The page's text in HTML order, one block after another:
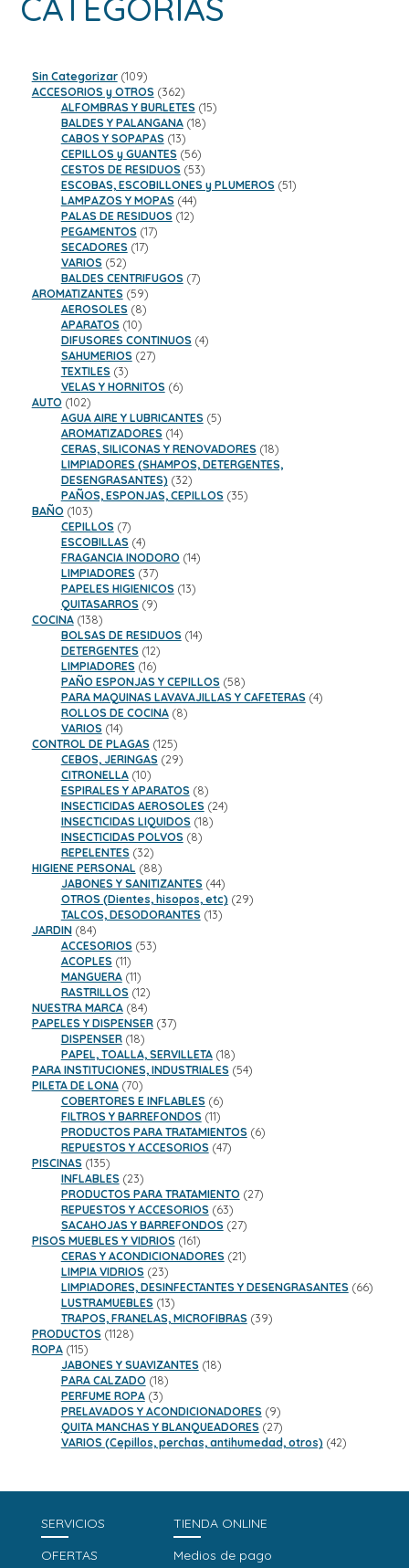
CATEGORÍAS
Sin Categorizar 109109
productos
ACCESORIOS y OTROS 362362
productos
ALFOMBRAS Y BURLETES 1515
BALDES Y PALANGANA 1818
CABOS Y SOPAPAS 1313
productos
CEPILLOS y GUANTES 5656
productos
CESTOS DE RESIDUOS 5353
productos
ESCOBAS, ESCOBILLONES y PLUMEROS 5151
LAMPAZOS Y MOPAS 4444
productos
PALAS DE RESIDUOS 1212
PEGAMENTOS 1717
SECADORES 1717
VARIOS 5252
productos
BALDES CENTRIFUGOS 77
AROMATIZANTES 5959
productos
AEROSOLES 88
productos
APARATOS 1010
productos
DIFUSORES CONTINUOS 44
SAHUMERIOS 2727
TEXTILES 33
productos
VELAS Y HORNITOS 66
AUTO 102102
productos
AGUA AIRE Y LUBRICANTES 55
AROMATIZADORES 1414
productos
CERAS, SILICONAS Y RENOVADORES 1818
productos
LIMPIADORES (SHAMPOS, DETERGENTES,
DESENGRASANTES) 3232
productos
PAÑOS, ESPONJAS, CEPILLOS 3535
BAÑO 103103
productos
CEPILLOS 77
productos
ESCOBILLAS 44
productos
FRAGANCIA INODORO 1414
LIMPIADORES 3737
productos
PAPELES HIGIENICOS 1313
QUITASARROS 99
COCINA 138138
productos
BOLSAS DE RESIDUOS 1414
DETERGENTES 1212
productos
LIMPIADORES 1616
productos
PAÑO ESPONJAS Y CEPILLOS 5858
productos
PARA MAQUINAS LAVAVAJILLAS Y CAFETERAS 44
ROLLOS DE COCINA 88
VARIOS 1414
productos
CONTROL DE PLAGAS 125125
productos
CEBOS, JERINGAS 2929
CITRONELLA 1010
productos
ESPIRALES Y APARATOS 88
productos
INSECTICIDAS AEROSOLES 2424
INSECTICIDAS LIQUIDOS 1818
INSECTICIDAS POLVOS 88
REPELENTES 3232
productos
HIGIENE PERSONAL 8888
productos
JABONES Y SANITIZANTES 4444
productos
OTROS (Dientes, hisopos, etc) 2929
TALCOS, DESODORANTES 1313
JARDIN 8484
productos
ACCESORIOS 5353
ACOPLES 1111
productos
MANGUERA 1111
productos
RASTRILLOS 1212
productos
NUESTRA MARCA 8484
productos
PAPELES Y DISPENSER 3737
DISPENSER 1818
productos
PAPEL, TOALLA, SERVILLETA 1818
productos
PARA INSTITUCIONES, INDUSTRIALES 5454
PILETA DE LONA 7070
productos
COBERTORES E INFLABLES 66
productos
FILTROS Y BARREFONDOS 1111
productos
PRODUCTOS PARA TRATAMIENTOS 66
REPUESTOS Y ACCESORIOS 4747
PISCINAS 135135
productos
INFLABLES 2323
productos
PRODUCTOS PARA TRATAMIENTO 2727
REPUESTOS Y ACCESORIOS 6363
productos
SACAHOJAS Y BARREFONDOS 2727
PISOS MUEBLES Y VIDRIOS 161161
productos
CERAS Y ACONDICIONADORES 2121
LIMPIA VIDRIOS 2323
productos
LIMPIADORES, DESINFECTANTES Y DESENGRASANTES 6666
LUSTRAMUEBLES 1313
productos
TRAPOS, FRANELAS, MICROFIBRAS 3939
PRODUCTOS 11281128
ROPA 115115
productos
JABONES Y SUAVIZANTES 1818
PARA CALZADO 1818
PERFUME ROPA 33
productos
PRELAVADOS Y ACONDICIONADORES 99
productos
QUITA MANCHAS Y BLANQUEADORES 2727
productos
VARIOS (Cepillos, perchas, antihumedad, otros) 4242
SERVICIOS
OFERTAS
TIENDA ONLINE
Medios de pago